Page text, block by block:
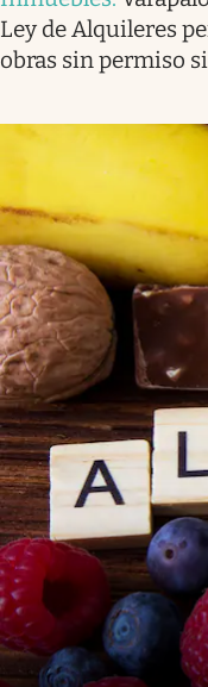
Ley de Alquileres
obras sin permiso